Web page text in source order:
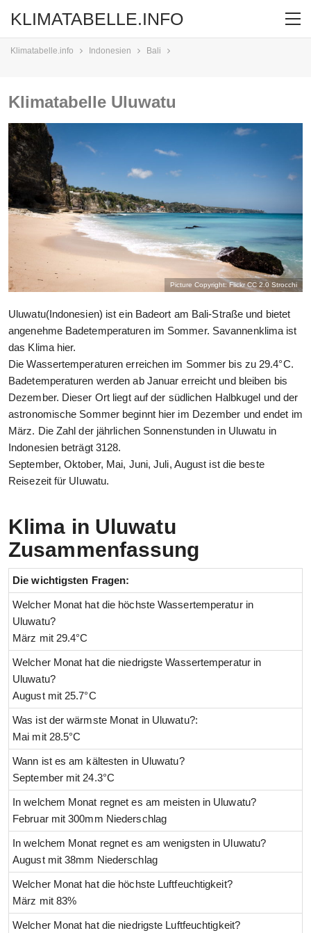
KLIMATABELLE.INFO
Klimatabelle.info Indonesien Bali
Klimatabelle Uluwatu
Picture Copyright: Flickr CC 2.0 Strocchi
Uluwatu(Indonesien) ist ein Badeort am Bali-Straße und bietet
angenehme Badetemperaturen im Sommer. Savannenklima ist
das Klima hier.
Die Wassertemperaturen erreichen im Sommer bis zu 29.4°C.
Badetemperaturen werden ab Januar erreicht und bleiben bis
Dezember. Dieser Ort liegt auf der südlichen Halbkugel und der
astronomische Sommer beginnt hier im Dezember und endet im
März. Die Zahl der jährlichen Sonnenstunden in Uluwatu in
Indonesien beträgt 3128.
September, Oktober, Mai, Juni, Juli, August ist die beste
Reisezeit für Uluwatu.
Klima in Uluwatu
Zusammenfassung
Die wichtigsten Fragen:
Welcher Monat hat die höchste Wassertemperatur in
Uluwatu?
März mit 29.4°C
Welcher Monat hat die niedrigste Wassertemperatur in
Uluwatu?
August mit 25.7°C
Was ist der wärmste Monat in Uluwatu?:
Mai mit 28.5°C
Wann ist es am kältesten in Uluwatu?
September mit 24.3°C
In welchem Monat regnet es am meisten in Uluwatu?
Februar mit 300mm Niederschlag
In welchem Monat regnet es am wenigsten in Uluwatu?
August mit 38mm Niederschlag
Welcher Monat hat die höchste Luftfeuchtigkeit?
März mit 83%
Welcher Monat hat die niedrigste Luftfeuchtigkeit?